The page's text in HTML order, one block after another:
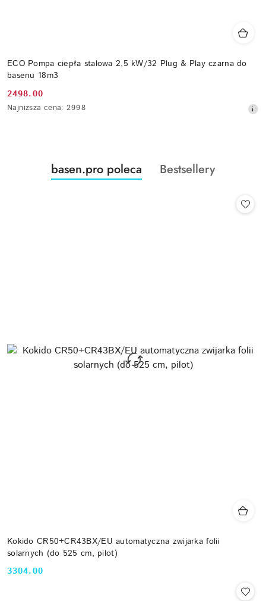
ECO Pompa ciepła stalowa 2,5 kW/32 Plug & Play czarna do
basenu 18m3
Cena
promocyjna:
2498.00
Najniższa
Najniższa cena: 2998
Pomiń karuzelę produktów
Produkty
o
basen.pro poleca
Produkty
Bestsellery
Kokido CR50+CR43BX/EU automatyczna zwijarka folii
solarnych (do 525 cm, pilot)
Cena:
3304.00